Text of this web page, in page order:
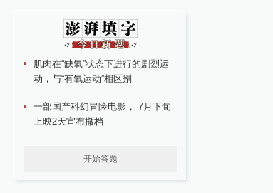
肌肉在“缺氧”状态下进行的剧烈运
动，与“有氧运动”相区别
一部国产科幻冒险电影， 7月下旬
上映2天宣布撤档
开始答题